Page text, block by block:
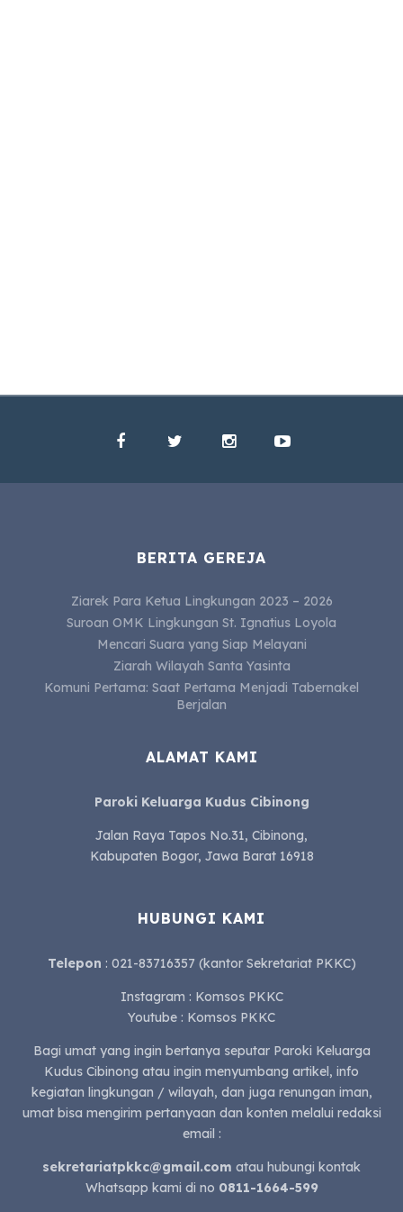
BERITA GEREJA
Ziarek Para Ketua Lingkungan 2023 – 2026
Suroan OMK Lingkungan St. Ignatius Loyola
Mencari Suara yang Siap Melayani
Ziarah Wilayah Santa Yasinta
Komuni Pertama: Saat Pertama Menjadi Tabernakel
Berjalan
ALAMAT KAMI
Paroki Keluarga Kudus Cibinong
Jalan Raya Tapos No.31, Cibinong,
Kabupaten Bogor, Jawa Barat 16918
HUBUNGI KAMI
Telepon : 021-83716357 (kantor Sekretariat PKKC)
Instagram : Komsos PKKC
Youtube : Komsos PKKC
Bagi umat yang ingin bertanya seputar Paroki Keluarga
Kudus Cibinong atau ingin menyumbang artikel, info
kegiatan lingkungan / wilayah, dan juga renungan iman,
umat bisa mengirim pertanyaan dan konten melalui redaksi
email :
sekretariatpkkc@gmail.com atau hubungi kontak
Whatsapp kami di no 0811-1664-599